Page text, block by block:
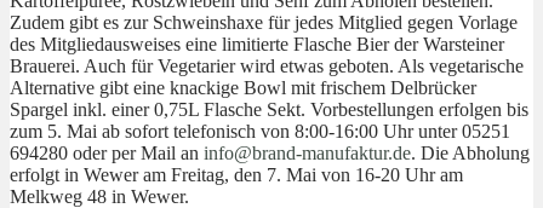
Zudem gibt es zur Schweinshaxe für jedes Mitglied gegen Vorlage
des Mitgliedausweises eine limitierte Flasche Bier der Warsteiner
Brauerei. Auch für Vegetarier wird etwas geboten. Als vegetarische
Alternative gibt eine knackige Bowl mit frischem Delbrücker
Spargel inkl. einer 0,75L Flasche Sekt. Vorbestellungen erfolgen bis
zum 5. Mai ab sofort telefonisch von 8:00-16:00 Uhr unter 05251
694280 oder per Mail an info@brand-manufaktur.de. Die Abholung
erfolgt in Wewer am Freitag, den 7. Mai von 16-20 Uhr am
Melkweg 48 in Wewer.